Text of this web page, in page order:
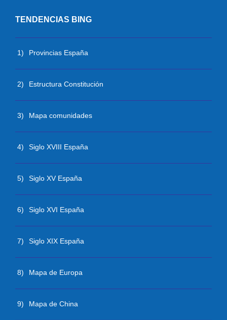
TENDENCIAS BING
1) Provincias España
2) Estructura Constitución
3) Mapa comunidades
4) Siglo XVIII España
5) Siglo XV España
6) Siglo XVI España
7) Siglo XIX España
8) Mapa de Europa
9) Mapa de China